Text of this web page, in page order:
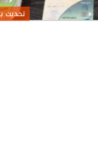
تحديث